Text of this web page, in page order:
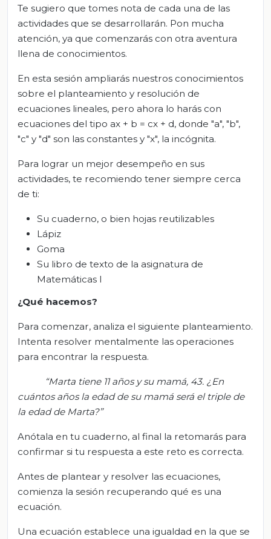
Te sugiero que tomes nota de cada una de las
actividades que se desarrollarán. Pon mucha
atención, ya que comenzarás con otra aventura
llena de conocimientos.
En esta sesión ampliarás nuestros conocimientos
sobre el planteamiento y resolución de
ecuaciones lineales, pero ahora lo harás con
ecuaciones del tipo ax + b = cx + d, donde "a", "b",
"c" y "d" son las constantes y "x", la incógnita.
Para lograr un mejor desempeño en sus
actividades, te recomiendo tener siempre cerca
de ti:
Su cuaderno, o bien hojas reutilizables
Lápiz
Goma
Su libro de texto de la asignatura de
Matemáticas I
¿Qué hacemos?
Para comenzar, analiza el siguiente planteamiento.
Intenta resolver mentalmente las operaciones
para encontrar la respuesta.
“Marta tiene 11 años y su mamá, 43. ¿En
cuántos años la edad de su mamá será el triple de
la edad de Marta?”
Anótala en tu cuaderno, al final la retomarás para
confirmar si tu respuesta a este reto es correcta.
Antes de plantear y resolver las ecuaciones,
comienza la sesión recuperando qué es una
ecuación.
Una ecuación establece una igualdad en la que se